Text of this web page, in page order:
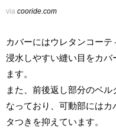
via cooride.com
カバーにはウレタンコーテ
浸水しやすい縫い目をカバ
ます。
また、前後返し部分のベ
なっており、可動部には
タつきを抑えています。